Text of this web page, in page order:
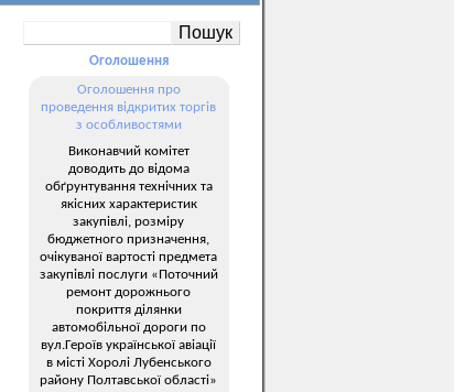
Оголошення
Оголошення про
проведення відкритих торгів
з особливостями
Виконавчий комітет
доводить до відома
обґрунтування технічних та
якісних характеристик
закупівлі, розміру
бюджетного призначення,
очікуваної вартості предмета
закупівлі послуги «Поточний
ремонт дорожнього
покриття ділянки
автомобільної дороги по
вул.Героїв української авіації
в місті Хоролі Лубенського
району Полтавської області»